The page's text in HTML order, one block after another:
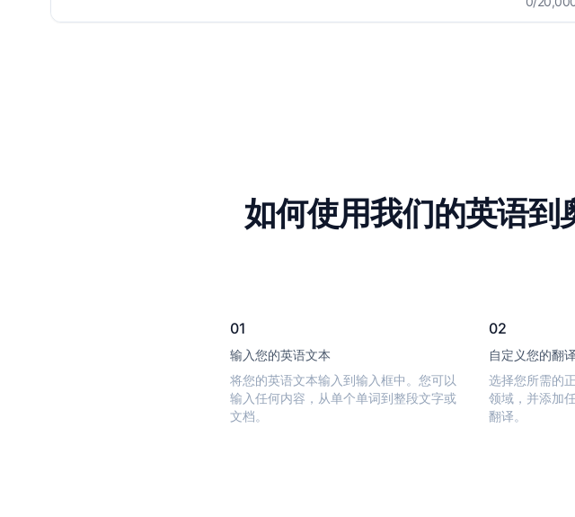
如何使用我们的英语到
01
输入您的英语文本
将您的英语文本输入到输入框中。您可以
输入任何内容，从单个单词到整段文字或
文档。
02
自定义您的翻译
选择您所需的
领域，并添加
翻译。